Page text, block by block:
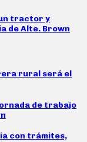
tractor y
de Alte. Brown
rural será el
de trabajo
con trámites,